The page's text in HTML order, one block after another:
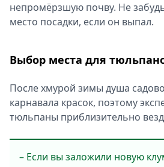
непромёрзшую почву. Не
место посадки, если он выпал.
Выбор места для
После хмурой зимы душа
карнавала красок, поэтому
тюльпаны приблизительно
– Если вы заложили новую